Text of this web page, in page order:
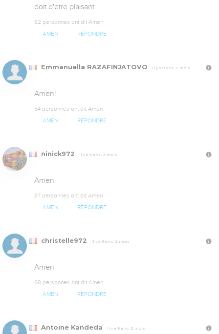
doit d'etre plaisant.
62 personnes ont dit Amen
AMEN RÉPONDRE
Emmanuella RAZAFINJATOVO Il y a 9 ans, 2 mois
Amen!
54 personnes ont dit Amen
AMEN RÉPONDRE
ninick972 Il y a 9 ans, 2 mois
Amen
37 personnes ont dit Amen
AMEN RÉPONDRE
christelle972 Il y a 9 ans, 2 mois
Amen
68 personnes ont dit Amen
AMEN RÉPONDRE
Antoine Kandeda Il y a 9 ans, 2 mois